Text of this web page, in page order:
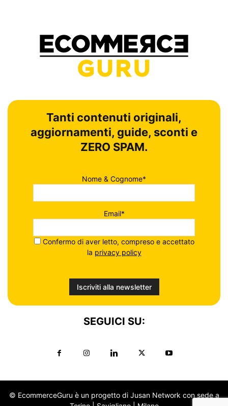
Tanti contenuti originali,
aggiornamenti, guide, sconti e
ZERO SPAM.
Nome & Cognome*
Email*
Confermo di aver letto, compreso e accettato
la privacy policy
SEGUICI SU:
© EcommerceGuru è un progetto di Jusan Network con sede a